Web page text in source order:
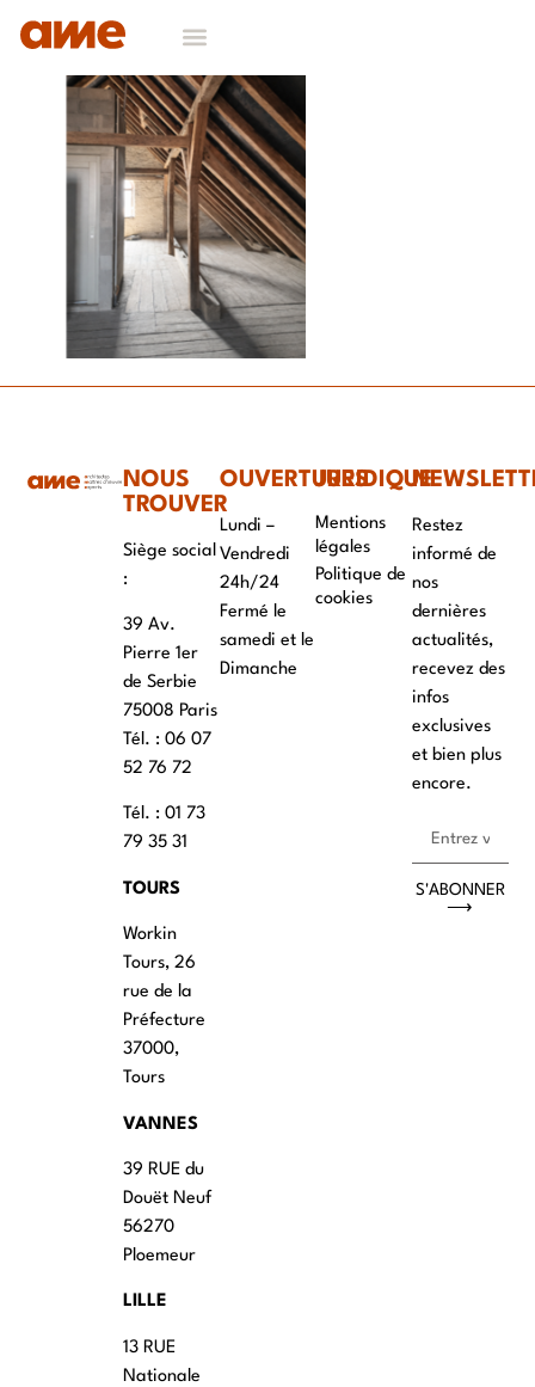
NOUS
TROUVER
Siège social
:
39 Av.
Pierre 1er
de Serbie
75008 Paris
Tél. : ‭06 07
52 76 72
Tél. : 01 73
79 35 31
TOURS
Workin
Tours, 26
rue de la
Préfecture
37000,
Tours
VANNES
39 RUE du
Douët Neuf
56270
Ploemeur
LILLE
13 RUE
Nationale
OUVERTURES
Lundi –
Vendredi
24h/24
Fermé le
samedi et le
Dimanche
JURIDIQUE
Mentions
légales
Politique de
cookies
Restez
informé de
nos
dernières
actualités,
recevez des
infos
exclusives
et bien plus
encore.
S'ABONNER
⟶